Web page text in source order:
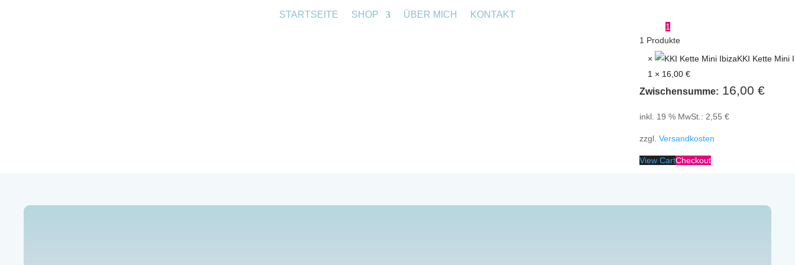
STARTSEITE SHOP ÜBER MICH KONTAKT
1
1 Produkte
×
KKI Kette Mini
1 × 16,00€
Zwischensumme: 16,00€
inkl. 19 % MwSt.: 2,55€
zzgl.Versandkosten
View CartCheckout